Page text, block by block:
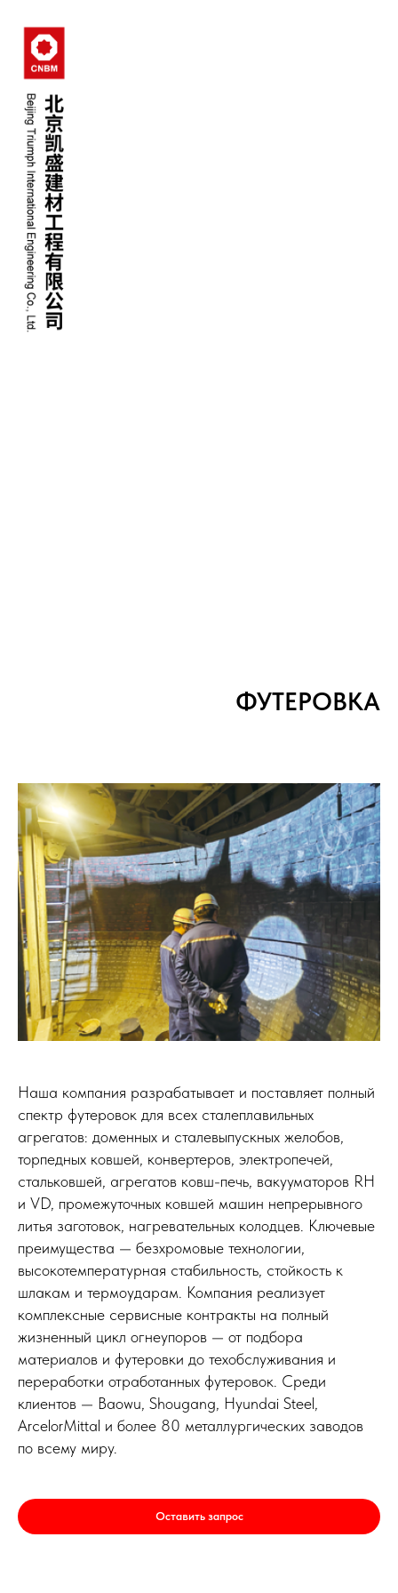
ФУТЕРОВКА
Наша компания разрабатывает и поставляет полный
спектр футеровок для всех сталеплавильных
агрегатов: доменных и сталевыпускных желобов,
торпедных ковшей, конвертеров, электропечей,
стальковшей, агрегатов ковш-печь, вакууматоров RH
и VD, промежуточных ковшей машин непрерывного
литья заготовок, нагревательных колодцев. Ключевые
преимущества — безхромовые технологии,
высокотемпературная стабильность, стойкость к
шлакам и термоударам. Компания реализует
комплексные сервисные контракты на полный
жизненный цикл огнеупоров — от подбора
материалов и футеровки до техобслуживания и
переработки отработанных футеровок. Среди
клиентов — Baowu, Shougang, Hyundai Steel,
ArcelorMittal и более 80 металлургических заводов
по всему миру.
Оставить запрос